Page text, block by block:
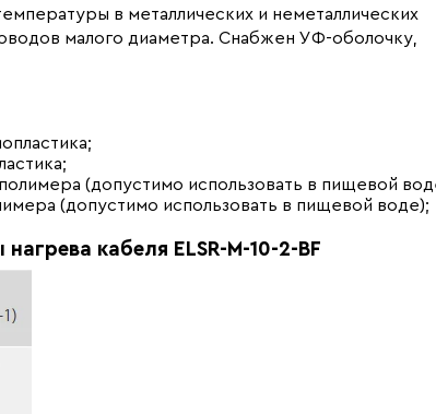
в металлических и неметаллических
малого диаметра. Снабжен УФ-оболочку,
(допустимо использовать в пищевой
(допустимо использовать в пищевой воде);
кабеля ELSR-M-10-2-BF